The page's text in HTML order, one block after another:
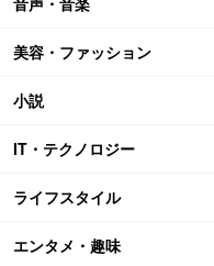
美容・ファッション
小説
IT・テクノロジー
ライフスタイル
エンタメ・趣味